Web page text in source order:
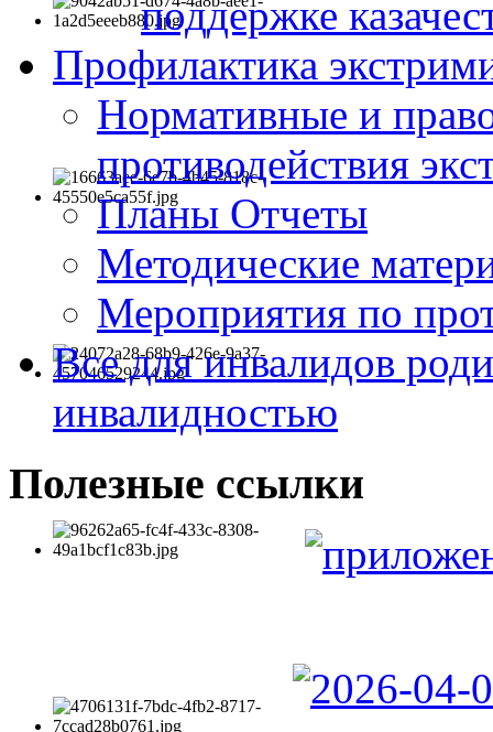
поддержке
Профилактика
Нормативные и
противодействия
Планы Отчеты
Методические
Мероприятия по
Все для инвалидов
инвалидностью
Полезные ссылки